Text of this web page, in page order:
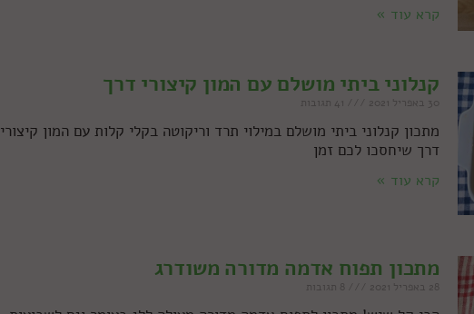
קרא עוד »
קנלוני ביתי מושלם עם המון קיצורי דרך
30 באפריל 2021
מתכון קנלוני ביתי מושלם במילוי תרד וריקוטה בקלי קלות עם המון קיצורי
דרך שיחסכו לכם זמן
קרא עוד »
מתכון תפוח אדמה מדורה משודרג
28 באפריל 2021